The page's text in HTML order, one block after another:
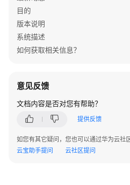
称：
批
新
增/
改
组
目的
版本说明
系统描述
如何获取相关信息？
意见反馈
文档内容是否对您有帮助？
提供反馈
如您有其它疑问，您也可以通过华为云社
云宝助手提问
云社区提问